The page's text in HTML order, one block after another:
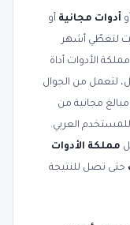
أو أدوات مجانية أو
لتغطّي أشهر
الأدوات أداة
لتعمل من الجوال
مجانية من
العربي.
مملكة الأدوات
حتى تصل للنتيجة